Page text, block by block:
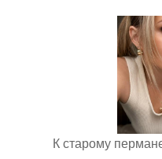
К старому